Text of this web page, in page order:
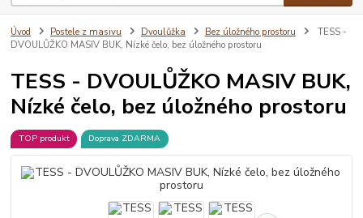
Úvod Postele z masivu Dvoulůžka Bez úložného prostoru
TESS -
DVOULŮŽKO MASIV BUK, Nízké čelo, bez úložného prostoru
TESS - DVOULŮŽKO MASIV BUK,
Nízké čelo, bez úložného prostoru
TOP produkt Doprava ZDARMA